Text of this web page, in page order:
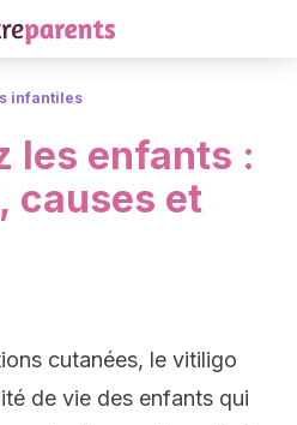
infantiles
les enfants :
causes et
cutanées, le vitiligo
de vie des enfants qui